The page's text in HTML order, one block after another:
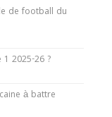
la Coupe
de football
de football du
2025-26 ?
à battre